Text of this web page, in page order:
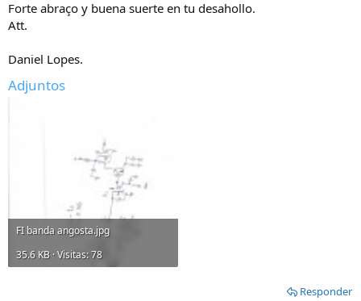
Forte abraço y buena suerte en tu desahollo.
Att.
Daniel Lopes.
Adjuntos
FI banda angosta.jpg
35.6 KB · Visitas: 78
Responder